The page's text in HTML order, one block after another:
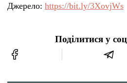
Джерело: https://bit.ly/3XovjWs
Поділитися у